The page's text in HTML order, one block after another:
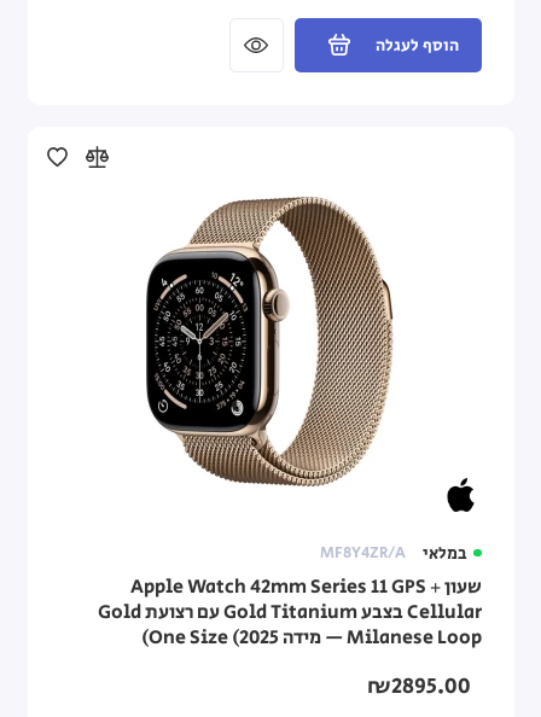
הוסף לעגלה
במלאי MF8Y4ZR/A
שעון Apple Watch 42mm Series 11 GPS +
Cellular בצבע Gold Titanium עם רצועת Gold
Milanese Loop — מידה One Size (2025)
₪2895.00